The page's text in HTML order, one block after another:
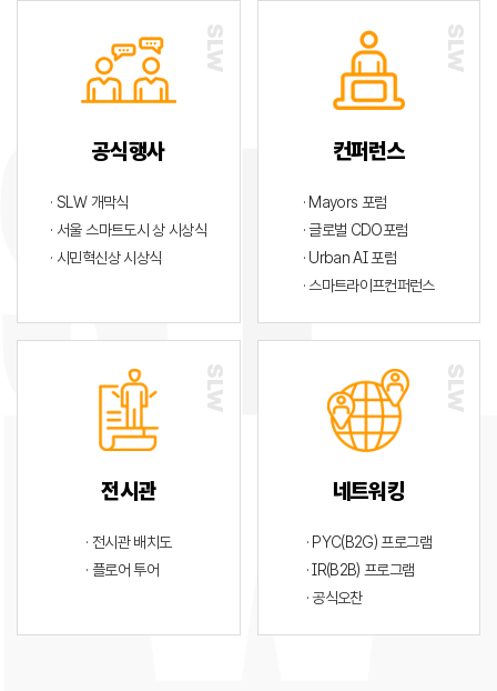
공식행사
· SLW 개막식
· 서울 스마트도시 상 시상식
· 시민혁신상 시상식
컨퍼런스
· Mayors 포럼
· 글로벌 CDO포럼
· Urban AI 포럼
· 스마트라이프컨퍼런스
전시관
· 전시관 배치도
· 플로어 투어
네트워킹
· PYC(B2G) 프로그램
· IR(B2B) 프로그램
· 공식오찬